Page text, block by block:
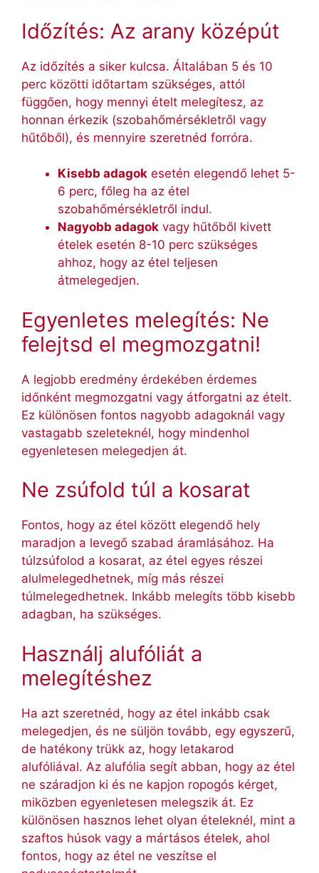
Időzítés: Az arany középút
Az időzítés a siker kulcsa. Általában 5 és 10
perc közötti időtartam szükséges, attól
függően, hogy mennyi ételt melegítesz, az
honnan érkezik (szobahőmérsékletről vagy
hűtőből), és mennyire szeretnéd forróra.
Kisebb adagok esetén elegendő lehet 5-
6 perc, főleg ha az étel
szobahőmérsékletről indul.
Nagyobb adagok vagy hűtőből kivett
ételek esetén 8-10 perc szükséges
ahhoz, hogy az étel teljesen
átmelegedjen.
Egyenletes melegítés: Ne
felejtsd el megmozgatni!
A legjobb eredmény érdekében érdemes
időnként megmozgatni vagy átforgatni az ételt.
Ez különösen fontos nagyobb adagoknál vagy
vastagabb szeleteknél, hogy mindenhol
egyenletesen melegedjen át.
Ne zsúfold túl a kosarat
Fontos, hogy az étel között elegendő hely
maradjon a levegő szabad áramlásához. Ha
túlzsúfolod a kosarat, az étel egyes részei
alulmelegedhetnek, míg más részei
túlmelegedhetnek. Inkább melegíts több kisebb
adagban, ha szükséges.
Használj alufóliát a
melegítéshez
Ha azt szeretnéd, hogy az étel inkább csak
melegedjen, és ne süljön tovább, egy egyszerű,
de hatékony trükk az, hogy letakarod
alufóliával. Az alufólia segít abban, hogy az étel
ne száradjon ki és ne kapjon ropogós kérget,
miközben egyenletesen melegszik át. Ez
különösen hasznos lehet olyan ételeknél, mint a
szaftos húsok vagy a mártásos ételek, ahol
fontos, hogy az étel ne veszítse el